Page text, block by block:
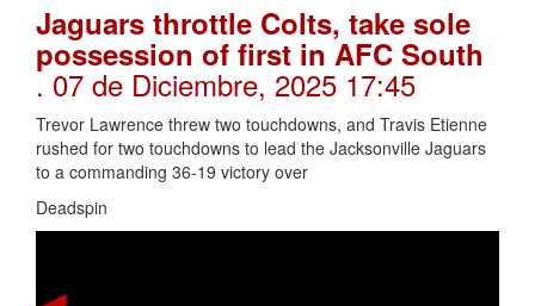
Jaguars throttle Colts, take sole
possession of first in AFC South
. 07 de Diciembre, 2025 17:45
Trevor Lawrence threw two touchdowns, and Travis Etienne
rushed for two touchdowns to lead the Jacksonville Jaguars
to a commanding 36-19 victory over
Deadspin